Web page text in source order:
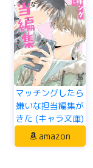
マッチングしたら
嫌いな担当編集が
きた (キャラ文庫)
amazon